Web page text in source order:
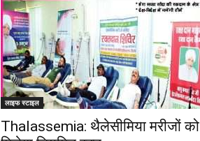
लाइफ स्टाइल
Thalassemia: थैलेसीमिया मरीजों को